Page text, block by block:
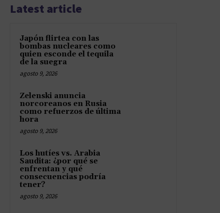
Latest article
Japón flirtea con las
bombas nucleares como
quien esconde el tequila
de la suegra
agosto 9, 2026
Zelenski anuncia
norcoreanos en Rusia
como refuerzos de última
hora
agosto 9, 2026
Los hutíes vs. Arabia
Saudita: ¿por qué se
enfrentan y qué
consecuencias podría
tener?
agosto 9, 2026